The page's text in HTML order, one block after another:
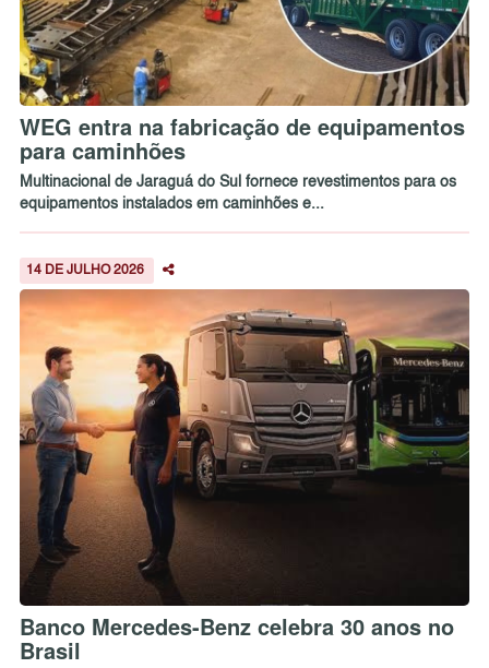
WEG entra na fabricação de equipamentos
para caminhões
Multinacional de Jaraguá do Sul fornece revestimentos para os
equipamentos instalados em caminhões e...
14 DE JULHO 2026
Banco Mercedes-Benz celebra 30 anos no
Brasil